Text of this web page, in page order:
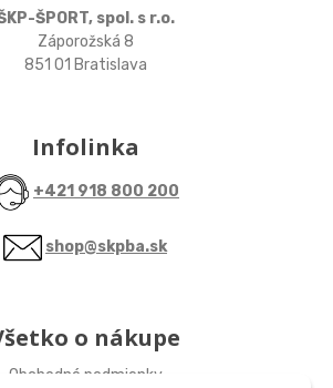
ŠPORT, spol. s r.o.
Záporožská 8
851 01 Bratislava
Infolinka
+421 918 800 200
shop@skpba.sk
o nákupe
Obchodné podmienky